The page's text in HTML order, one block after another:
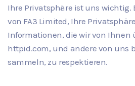
Ihre Privatsphäre ist uns wichtig.
von FA3 Limited, Ihre
Informationen, die wir von Ihnen
httpid.com, und andere von uns
sammeln, zu respektieren.